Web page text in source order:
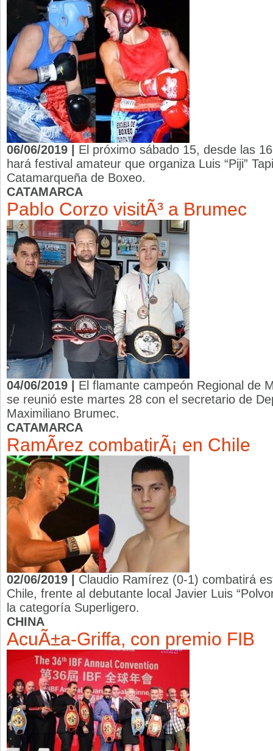
06/06/2019 | El próximo sábado 15, desde las
hará festival amateur que organiza Luis “Piji”
Catamarqueña de Boxeo.
CATAMARCA
Pablo Corzo visitÃ³ a Brumec
04/06/2019 | El flamante campeón Regional de
se reunió este martes 28 con el secretario de
Maximiliano Brumec.
CATAMARCA
RamÃ­rez combatirÃ¡ en Chile
02/06/2019 | Claudio Ramírez (0-1) combatirá
Chile, frente al debutante local Javier Luis
la categoría Superligero.
CHINA
AcuÃ±a-Griffa, con premio FIB